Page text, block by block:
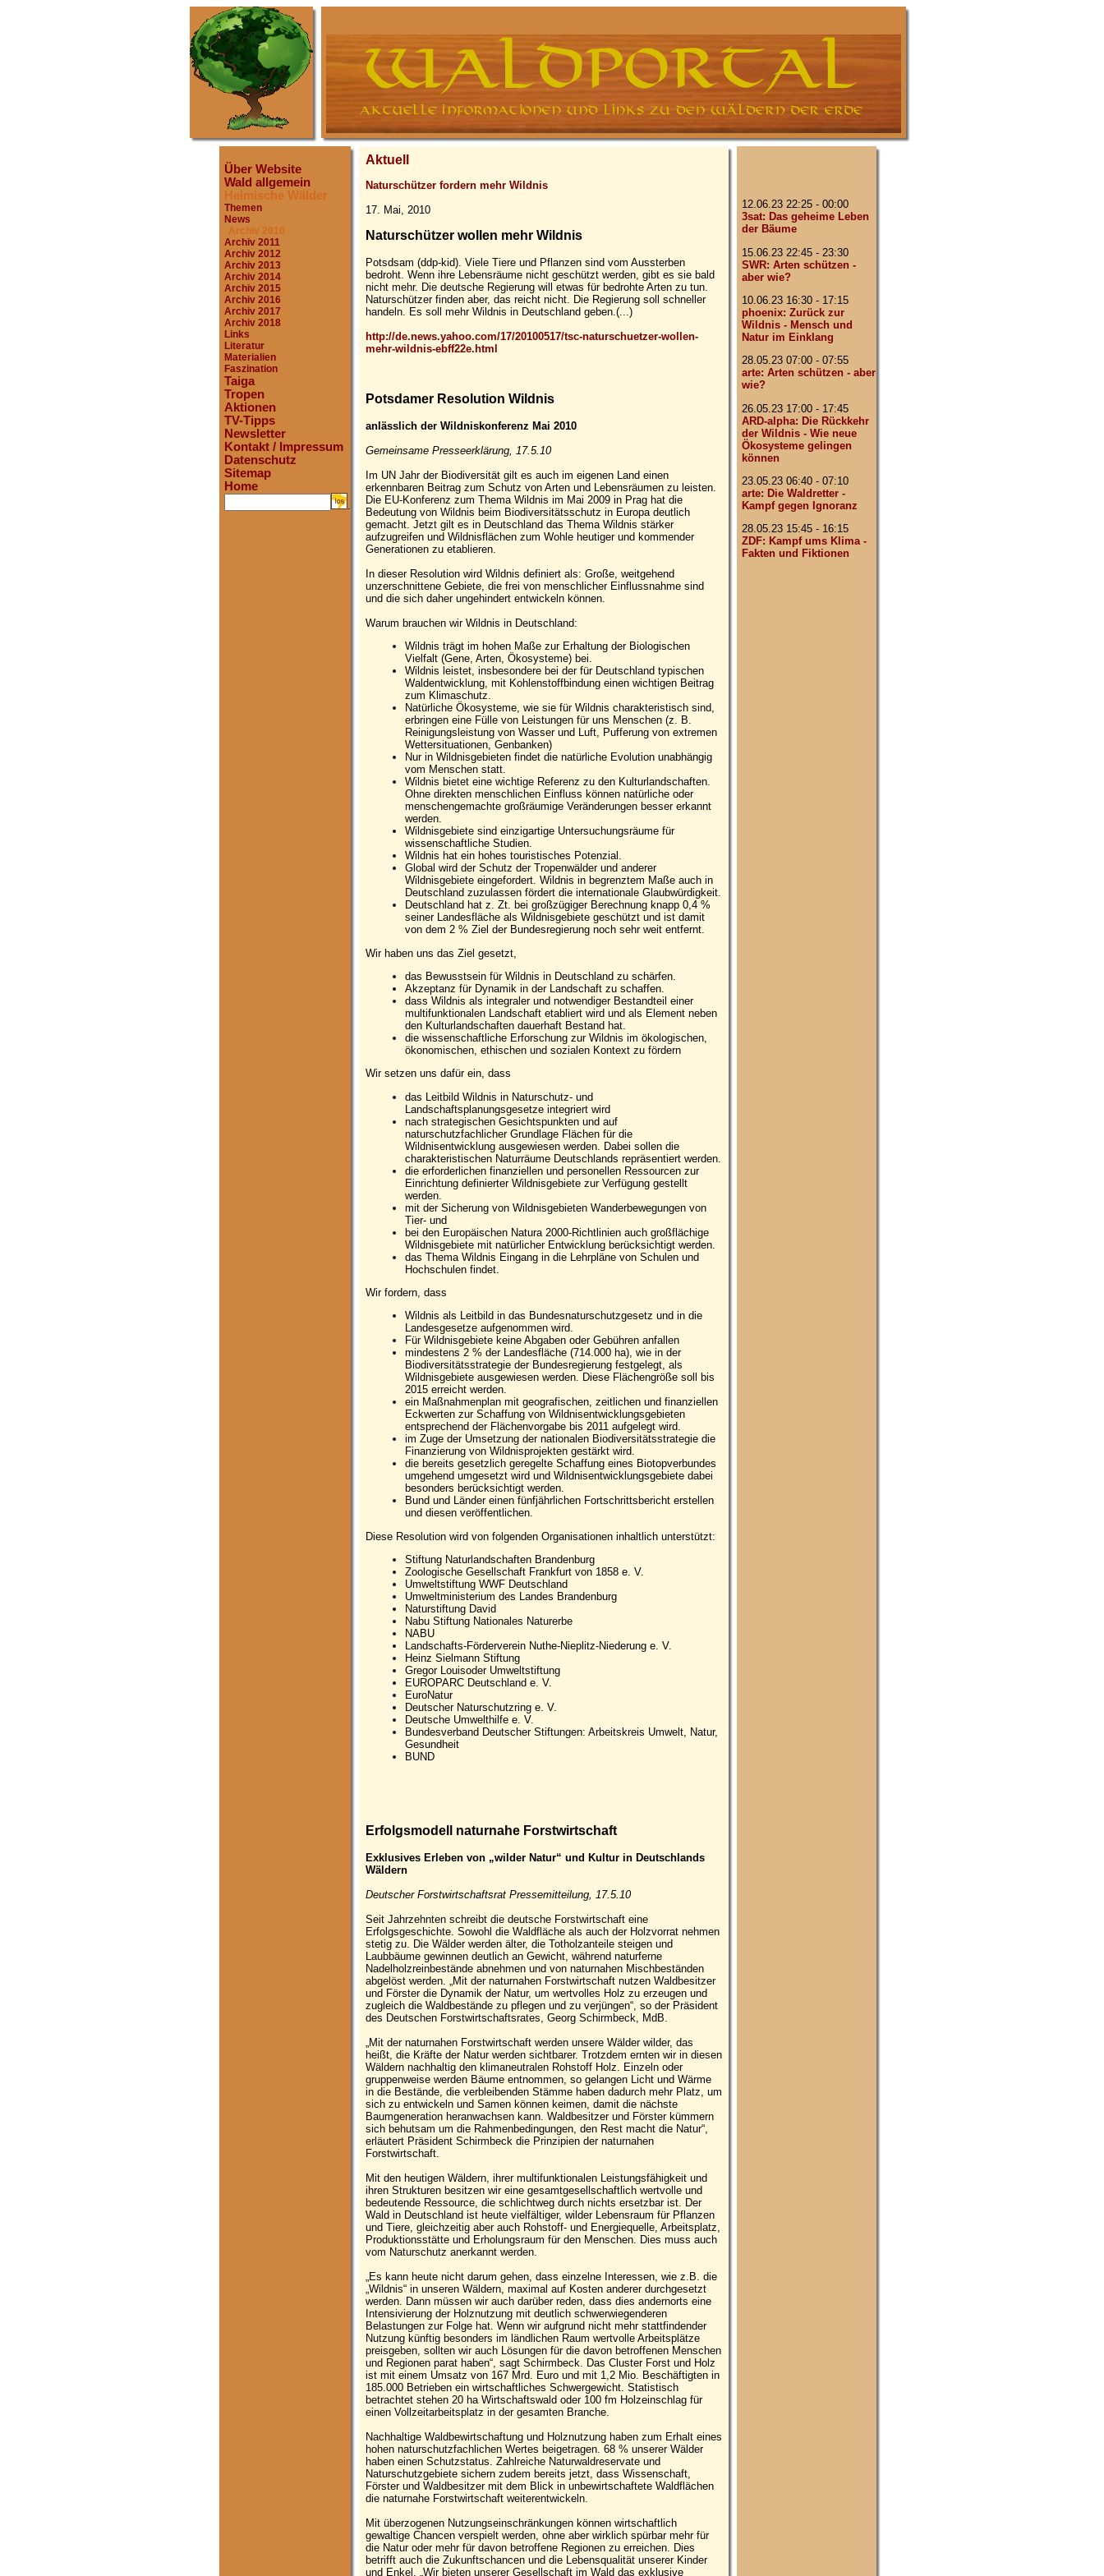
Über Website
Wald allgemein
Heimische Wälder
Themen
News
Archiv 2010
Archiv 2011
Archiv 2012
Archiv 2013
Archiv 2014
Archiv 2015
Archiv 2016
Archiv 2017
Archiv 2018
Links
Literatur
Materialien
Faszination
Taiga
Tropen
Aktionen
TV-Tipps
Newsletter
Kontakt / Impressum
Datenschutz
Sitemap
Home
.
Aktuell
Naturschützer fordern mehr Wildnis
17. Mai, 2010
Naturschützer wollen mehr Wildnis
Potsdsam (ddp-kid). Viele Tiere und Pflanzen sind vom Aussterben
bedroht. Wenn ihre Lebensräume nicht geschützt werden, gibt es sie bald
nicht mehr. Die deutsche Regierung will etwas für bedrohte Arten zu tun.
Naturschützer finden aber, das reicht nicht. Die Regierung soll schneller
handeln. Es soll mehr Wildnis in Deutschland geben.(...)
http://de.news.yahoo.com/17/20100517/tsc-naturschuetzer-wollen-
mehr-wildnis-ebff22e.html
Potsdamer Resolution Wildnis
anlässlich der Wildniskonferenz Mai 2010
Gemeinsame Presseerklärung, 17.5.10
Im UN Jahr der Biodiversität gilt es auch im eigenen Land einen
erkennbaren Beitrag zum Schutz von Arten und Lebensräumen zu leisten.
Die EU-Konferenz zum Thema Wildnis im Mai 2009 in Prag hat die
Bedeutung von Wildnis beim Biodiversitätsschutz in Europa deutlich
gemacht. Jetzt gilt es in Deutschland das Thema Wildnis stärker
aufzugreifen und Wildnisflächen zum Wohle heutiger und kommender
Generationen zu etablieren.
In dieser Resolution wird Wildnis definiert als: Große, weitgehend
unzerschnittene Gebiete, die frei von menschlicher Einflussnahme sind
und die sich daher ungehindert entwickeln können.
Warum brauchen wir Wildnis in Deutschland:
Wildnis trägt im hohen Maße zur Erhaltung der Biologischen
Vielfalt (Gene, Arten, Ökosysteme) bei.
Wildnis leistet, insbesondere bei der für Deutschland typischen
Waldentwicklung, mit Kohlenstoffbindung einen wichtigen Beitrag
zum Klimaschutz.
Natürliche Ökosysteme, wie sie für Wildnis charakteristisch sind,
erbringen eine Fülle von Leistungen für uns Menschen (z. B.
Reinigungsleistung von Wasser und Luft, Pufferung von extremen
Wettersituationen, Genbanken)
Nur in Wildnisgebieten findet die natürliche Evolution unabhängig
vom Menschen statt.
Wildnis bietet eine wichtige Referenz zu den Kulturlandschaften.
Ohne direkten menschlichen Einfluss können natürliche oder
menschengemachte großräumige Veränderungen besser erkannt
werden.
Wildnisgebiete sind einzigartige Untersuchungsräume für
wissenschaftliche Studien.
Wildnis hat ein hohes touristisches Potenzial.
Global wird der Schutz der Tropenwälder und anderer
Wildnisgebiete eingefordert. Wildnis in begrenztem Maße auch in
Deutschland zuzulassen fördert die internationale Glaubwürdigkeit.
Deutschland hat z. Zt. bei großzügiger Berechnung knapp 0,4 %
seiner Landesfläche als Wildnisgebiete geschützt und ist damit
von dem 2 % Ziel der Bundesregierung noch sehr weit entfernt.
Wir haben uns das Ziel gesetzt,
das Bewusstsein für Wildnis in Deutschland zu schärfen.
Akzeptanz für Dynamik in der Landschaft zu schaffen.
dass Wildnis als integraler und notwendiger Bestandteil einer
multifunktionalen Landschaft etabliert wird und als Element neben
den Kulturlandschaften dauerhaft Bestand hat.
die wissenschaftliche Erforschung zur Wildnis im ökologischen,
ökonomischen, ethischen und sozialen Kontext zu fördern
Wir setzen uns dafür ein, dass
das Leitbild Wildnis in Naturschutz- und
Landschaftsplanungsgesetze integriert wird
nach strategischen Gesichtspunkten und auf
naturschutzfachlicher Grundlage Flächen für die
Wildnisentwicklung ausgewiesen werden. Dabei sollen die
charakteristischen Naturräume Deutschlands repräsentiert werden.
die erforderlichen finanziellen und personellen Ressourcen zur
Einrichtung definierter Wildnisgebiete zur Verfügung gestellt
werden.
mit der Sicherung von Wildnisgebieten Wanderbewegungen von
Tier- und
bei den Europäischen Natura 2000-Richtlinien auch großflächige
Wildnisgebiete mit natürlicher Entwicklung berücksichtigt werden.
das Thema Wildnis Eingang in die Lehrpläne von Schulen und
Hochschulen findet.
Wir fordern, dass
Wildnis als Leitbild in das Bundesnaturschutzgesetz und in die
Landesgesetze aufgenommen wird.
Für Wildnisgebiete keine Abgaben oder Gebühren anfallen
mindestens 2 % der Landesfläche (714.000 ha), wie in der
Biodiversitätsstrategie der Bundesregierung festgelegt, als
Wildnisgebiete ausgewiesen werden. Diese Flächengröße soll bis
2015 erreicht werden.
ein Maßnahmenplan mit geografischen, zeitlichen und finanziellen
Eckwerten zur Schaffung von Wildnisentwicklungsgebieten
entsprechend der Flächenvorgabe bis 2011 aufgelegt wird.
im Zuge der Umsetzung der nationalen Biodiversitätsstrategie die
Finanzierung von Wildnisprojekten gestärkt wird.
die bereits gesetzlich geregelte Schaffung eines Biotopverbundes
umgehend umgesetzt wird und Wildnisentwicklungsgebiete dabei
besonders berücksichtigt werden.
Bund und Länder einen fünfjährlichen Fortschrittsbericht erstellen
und diesen veröffentlichen.
Diese Resolution wird von folgenden Organisationen inhaltlich unterstützt:
Stiftung Naturlandschaften Brandenburg
Zoologische Gesellschaft Frankfurt von 1858 e. V.
Umweltstiftung WWF Deutschland
Umweltministerium des Landes Brandenburg
Naturstiftung David
Nabu Stiftung Nationales Naturerbe
NABU
Landschafts-Förderverein Nuthe-Nieplitz-Niederung e. V.
Heinz Sielmann Stiftung
Gregor Louisoder Umweltstiftung
EUROPARC Deutschland e. V.
EuroNatur
Deutscher Naturschutzring e. V.
Deutsche Umwelthilfe e. V.
Bundesverband Deutscher Stiftungen: Arbeitskreis Umwelt, Natur,
Gesundheit
BUND
Erfolgsmodell naturnahe Forstwirtschaft
Exklusives Erleben von „wilder Natur“ und Kultur in Deutschlands
Wäldern
Deutscher Forstwirtschaftsrat Pressemitteilung, 17.5.10
Seit Jahrzehnten schreibt die deutsche Forstwirtschaft eine
Erfolgsgeschichte. Sowohl die Waldfläche als auch der Holzvorrat nehmen
stetig zu. Die Wälder werden älter, die Totholzanteile steigen und
Laubbäume gewinnen deutlich an Gewicht, während naturferne
Nadelholzreinbestände abnehmen und von naturnahen Mischbeständen
abgelöst werden. „Mit der naturnahen Forstwirtschaft nutzen Waldbesitzer
und Förster die Dynamik der Natur, um wertvolles Holz zu erzeugen und
zugleich die Waldbestände zu pflegen und zu verjüngen“, so der Präsident
des Deutschen Forstwirtschaftsrates, Georg Schirmbeck, MdB.
„Mit der naturnahen Forstwirtschaft werden unsere Wälder wilder, das
heißt, die Kräfte der Natur werden sichtbarer. Trotzdem ernten wir in diesen
Wäldern nachhaltig den klimaneutralen Rohstoff Holz. Einzeln oder
gruppenweise werden Bäume entnommen, so gelangen Licht und Wärme
in die Bestände, die verbleibenden Stämme haben dadurch mehr Platz, um
sich zu entwickeln und Samen können keimen, damit die nächste
Baumgeneration heranwachsen kann. Waldbesitzer und Förster kümmern
sich behutsam um die Rahmenbedingungen, den Rest macht die Natur“,
erläutert Präsident Schirmbeck die Prinzipien der naturnahen
Forstwirtschaft.
Mit den heutigen Wäldern, ihrer multifunktionalen Leistungsfähigkeit und
ihren Strukturen besitzen wir eine gesamtgesellschaftlich wertvolle und
bedeutende Ressource, die schlichtweg durch nichts ersetzbar ist. Der
Wald in Deutschland ist heute vielfältiger, wilder Lebensraum für Pflanzen
und Tiere, gleichzeitig aber auch Rohstoff- und Energiequelle, Arbeitsplatz,
Produktionsstätte und Erholungsraum für den Menschen. Dies muss auch
vom Naturschutz anerkannt werden.
„Es kann heute nicht darum gehen, dass einzelne Interessen, wie z.B. die
„Wildnis“ in unseren Wäldern, maximal auf Kosten anderer durchgesetzt
werden. Dann müssen wir auch darüber reden, dass dies andernorts eine
Intensivierung der Holznutzung mit deutlich schwerwiegenderen
Belastungen zur Folge hat. Wenn wir aufgrund nicht mehr stattfindender
Nutzung künftig besonders im ländlichen Raum wertvolle Arbeitsplätze
preisgeben, sollten wir auch Lösungen für die davon betroffenen Menschen
und Regionen parat haben“, sagt Schirmbeck. Das Cluster Forst und Holz
ist mit einem Umsatz von 167 Mrd. Euro und mit 1,2 Mio. Beschäftigten in
185.000 Betrieben ein wirtschaftliches Schwergewicht. Statistisch
betrachtet stehen 20 ha Wirtschaftswald oder 100 fm Holzeinschlag für
einen Vollzeitarbeitsplatz in der gesamten Branche.
Nachhaltige Waldbewirtschaftung und Holznutzung haben zum Erhalt eines
hohen naturschutzfachlichen Wertes beigetragen. 68 % unserer Wälder
haben einen Schutzstatus. Zahlreiche Naturwaldreservate und
Naturschutzgebiete sichern zudem bereits jetzt, dass Wissenschaft,
Förster und Waldbesitzer mit dem Blick in unbewirtschaftete Waldflächen
die naturnahe Forstwirtschaft weiterentwickeln.
Mit überzogenen Nutzungseinschränkungen können wirtschaftlich
gewaltige Chancen verspielt werden, ohne aber wirklich spürbar mehr für
die Natur oder mehr für davon betroffene Regionen zu erreichen. Dies
betrifft auch die Zukunftschancen und die Lebensqualität unserer Kinder
und Enkel. „Wir bieten unserer Gesellschaft im Wald das exklusive
12.06.23 22:25 - 00:00
3sat: Das geheime Leben
der Bäume
15.06.23 22:45 - 23:30
SWR: Arten schützen -
aber wie?
10.06.23 16:30 - 17:15
phoenix: Zurück zur
Wildnis - Mensch und
Natur im Einklang
28.05.23 07:00 - 07:55
arte: Arten schützen - aber
wie?
26.05.23 17:00 - 17:45
ARD-alpha: Die Rückkehr
der Wildnis - Wie neue
Ökosysteme gelingen
können
23.05.23 06:40 - 07:10
arte: Die Waldretter -
Kampf gegen Ignoranz
28.05.23 15:45 - 16:15
ZDF: Kampf ums Klima -
Fakten und Fiktionen